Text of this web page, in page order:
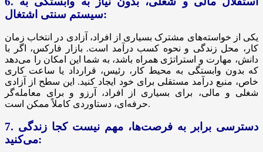
سیستم سنتی اشتغال:
یکی از خواسته‌های مشترک بسیاری از افراد، آزادی در انتخاب زمان
کار، محل زندگی و نحوه کسب درآمد است. بازار فارکس، اگر با
دانش، مهارت و استراتژی همراه باشد، به شما این امکان را می‌دهد
که بدون وابستگی به محیط کار، رئیس، قرارداد یا ساعت کاری
خاص، منبع درآمد مستقلی برای خود ایجاد کنید. این سطح از آزادی
شغلی و مالی، برای بسیاری از افراد، آرزو و برای معامله‌گر
حرفه‌ای، دستاوردی کاملاً ممکن است.
7. دسترسی برابر به فرصت‌ها، مهم نیست کجا زندگی
می‌کنید: